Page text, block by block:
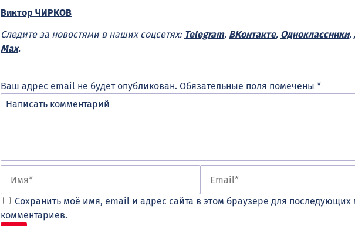
Виктор ЧИРКОВ
Следите за новостями в наших соцсетях: Telegram, ВКонтакте, Одноклассники,
Max.
Ваш адрес email не будет опубликован. Обязательные поля помечены *
Сохранить моё имя, email и адрес сайта в этом браузере для последующих
комментариев.